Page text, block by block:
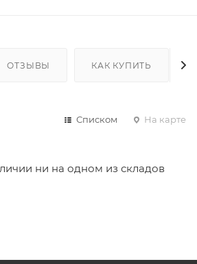
ОТЗЫВЫ КАК КУПИТЬ
Списком На карте
ни на одном из складов